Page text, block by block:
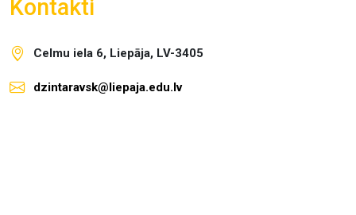
Kontakti
Celmu iela 6, Liepāja, LV-3405
dzintaravsk@liepaja.edu.lv